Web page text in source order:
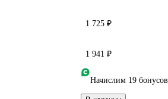
1 725 ₽
1 941 ₽
Начислим 19 бонусов